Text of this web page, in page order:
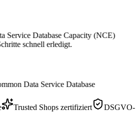
Service Database Capacity (NCE)
schnell erledigt.
Data Service Database
Trusted Shops zertifiziert
DSGVO-